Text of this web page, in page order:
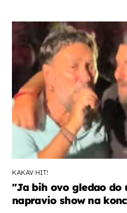
KAKAV HIT!
"Ja bih ovo gledao
napravio show na